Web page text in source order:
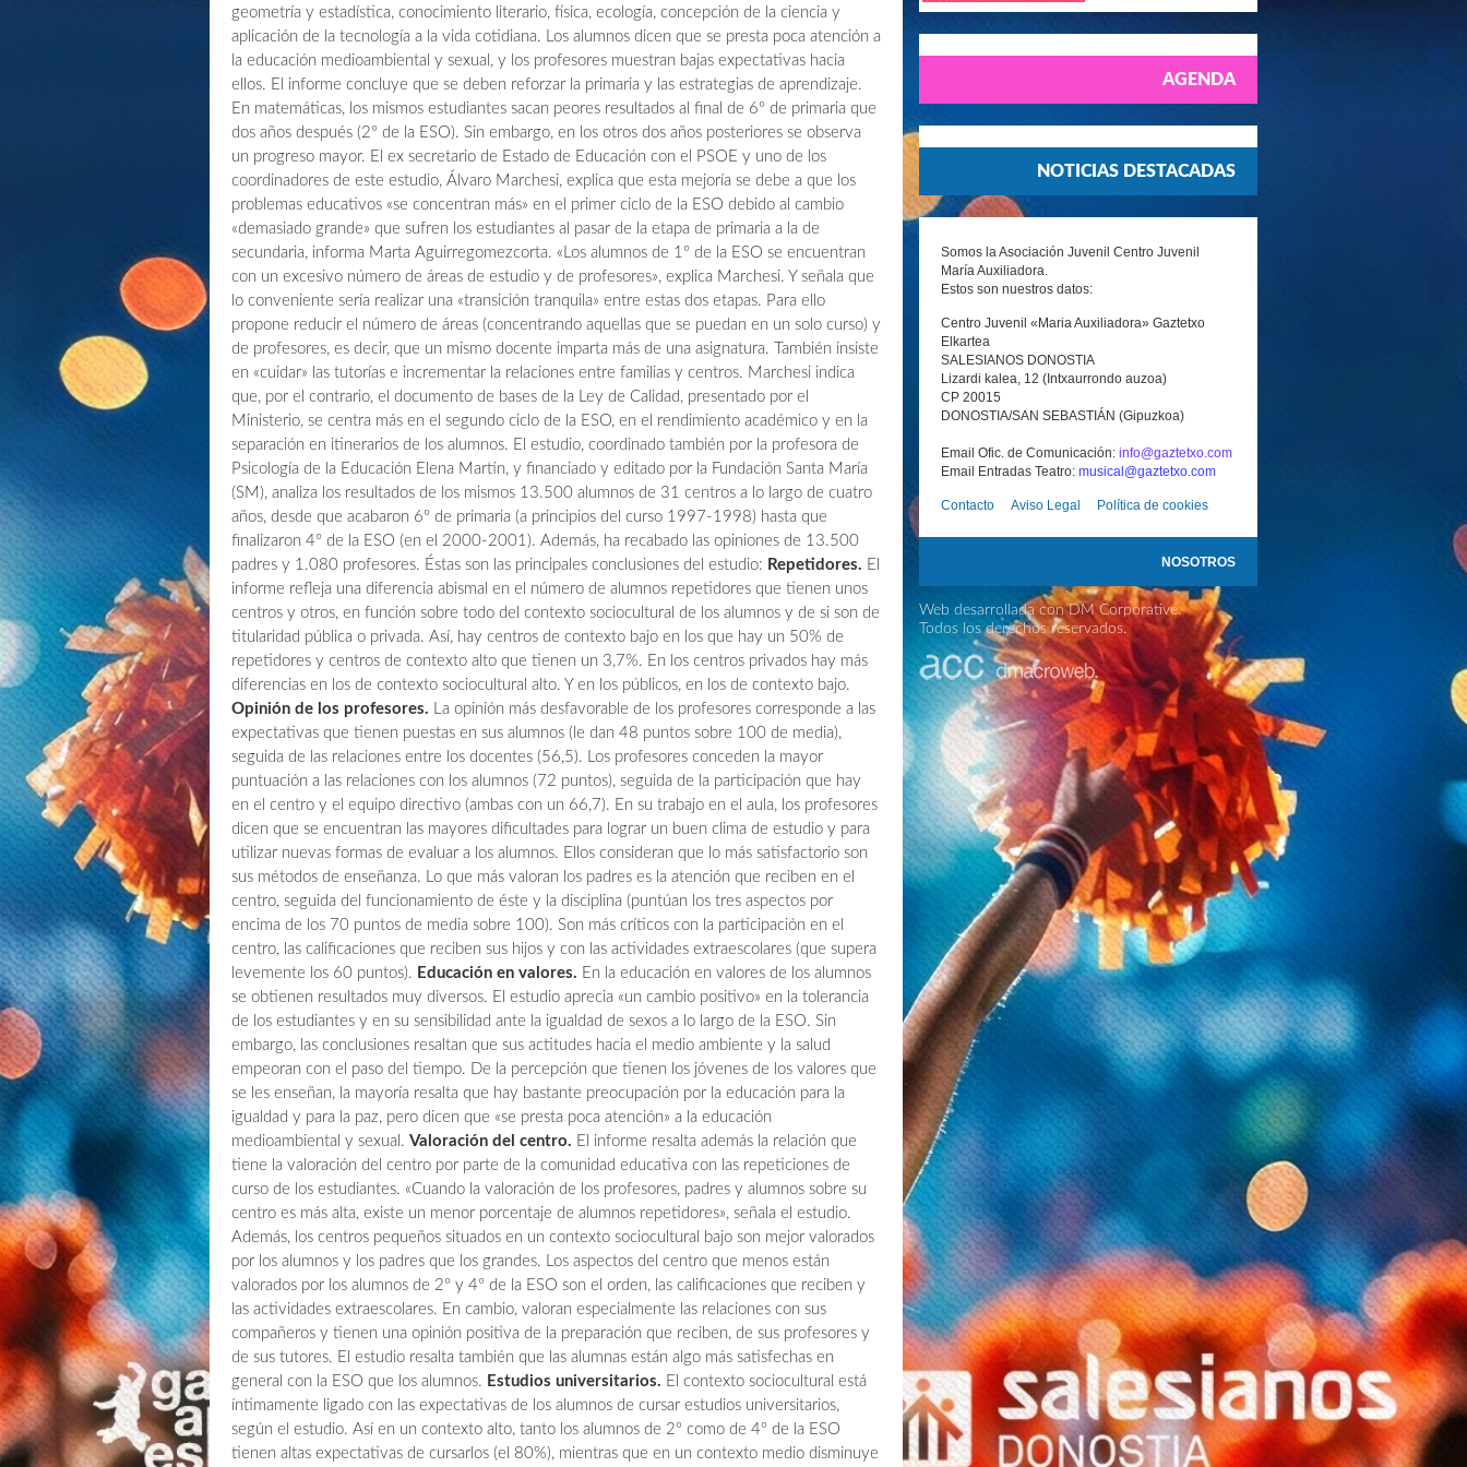
AGENDA
NOTICIAS DESTACADAS
Somos la Asociación Juvenil Centro Juvenil
María Auxiliadora.
Estos son nuestros datos:
Centro Juvenil «Maria Auxiliadora» Gaztetxo
Elkartea
SALESIANOS DONOSTIA
Lizardi kalea, 12 (Intxaurrondo auzoa)
CP 20015
DONOSTIA/SAN SEBASTIÁN (Gipuzkoa)
Email Ofic. de Comunicación: info@gaztetxo.com
Email Entradas Teatro: musical@gaztetxo.com
Contacto Aviso Legal Política de cookies
NOSOTROS
Web desarrollada con DM Corporative.
Todos los derechos reservados.
geometría y estadística, conocimiento literario, física, ecología, concepción de la ciencia y
aplicación de la tecnología a la vida cotidiana. Los alumnos dicen que se presta poca atención a
la educación medioambiental y sexual, y los profesores muestran bajas expectativas hacia
ellos. El informe concluye que se deben reforzar la primaria y las estrategias de aprendizaje.
En matemáticas, los mismos estudiantes sacan peores resultados al final de 6º de primaria que
dos años después (2º de la ESO). Sin embargo, en los otros dos años posteriores se observa
un progreso mayor. El ex secretario de Estado de Educación con el PSOE y uno de los
coordinadores de este estudio, Álvaro Marchesi, explica que esta mejoría se debe a que los
problemas educativos «se concentran más» en el primer ciclo de la ESO debido al cambio
«demasiado grande» que sufren los estudiantes al pasar de la etapa de primaria a la de
secundaria, informa Marta Aguirregomezcorta. «Los alumnos de 1º de la ESO se encuentran
con un excesivo número de áreas de estudio y de profesores», explica Marchesi. Y señala que
lo conveniente sería realizar una «transición tranquila» entre estas dos etapas. Para ello
propone reducir el número de áreas (concentrando aquellas que se puedan en un solo curso) y
de profesores, es decir, que un mismo docente imparta más de una asignatura. También insiste
en «cuidar» las tutorías e incrementar la relaciones entre familias y centros. Marchesi indica
que, por el contrario, el documento de bases de la Ley de Calidad, presentado por el
Ministerio, se centra más en el segundo ciclo de la ESO, en el rendimiento académico y en la
separación en itinerarios de los alumnos. El estudio, coordinado también por la profesora de
Psicología de la Educación Elena Martín, y financiado y editado por la Fundación Santa María
(SM), analiza los resultados de los mismos 13.500 alumnos de 31 centros a lo largo de cuatro
años, desde que acabaron 6º de primaria (a principios del curso 1997-1998) hasta que
finalizaron 4º de la ESO (en el 2000-2001). Además, ha recabado las opiniones de 13.500
padres y 1.080 profesores. Éstas son las principales conclusiones del estudio: Repetidores. El
informe refleja una diferencia abismal en el número de alumnos repetidores que tienen unos
centros y otros, en función sobre todo del contexto sociocultural de los alumnos y de si son de
titularidad pública o privada. Así, hay centros de contexto bajo en los que hay un 50% de
repetidores y centros de contexto alto que tienen un 3,7%. En los centros privados hay más
diferencias en los de contexto sociocultural alto. Y en los públicos, en los de contexto bajo.
Opinión de los profesores. La opinión más desfavorable de los profesores corresponde a las
expectativas que tienen puestas en sus alumnos (le dan 48 puntos sobre 100 de media),
seguida de las relaciones entre los docentes (56,5). Los profesores conceden la mayor
puntuación a las relaciones con los alumnos (72 puntos), seguida de la participación que hay
en el centro y el equipo directivo (ambas con un 66,7). En su trabajo en el aula, los profesores
dicen que se encuentran las mayores dificultades para lograr un buen clima de estudio y para
utilizar nuevas formas de evaluar a los alumnos. Ellos consideran que lo más satisfactorio son
sus métodos de enseñanza. Lo que más valoran los padres es la atención que reciben en el
centro, seguida del funcionamiento de éste y la disciplina (puntúan los tres aspectos por
encima de los 70 puntos de media sobre 100). Son más críticos con la participación en el
centro, las calificaciones que reciben sus hijos y con las actividades extraescolares (que supera
levemente los 60 puntos). Educación en valores. En la educación en valores de los alumnos
se obtienen resultados muy diversos. El estudio aprecia «un cambio positivo» en la tolerancia
de los estudiantes y en su sensibilidad ante la igualdad de sexos a lo largo de la ESO. Sin
embargo, las conclusiones resaltan que sus actitudes hacia el medio ambiente y la salud
empeoran con el paso del tiempo. De la percepción que tienen los jóvenes de los valores que
se les enseñan, la mayoría resalta que hay bastante preocupación por la educación para la
igualdad y para la paz, pero dicen que «se presta poca atención» a la educación
medioambiental y sexual. Valoración del centro. El informe resalta además la relación que
tiene la valoración del centro por parte de la comunidad educativa con las repeticiones de
curso de los estudiantes. «Cuando la valoración de los profesores, padres y alumnos sobre su
centro es más alta, existe un menor porcentaje de alumnos repetidores», señala el estudio.
Además, los centros pequeños situados en un contexto sociocultural bajo son mejor valorados
por los alumnos y los padres que los grandes. Los aspectos del centro que menos están
valorados por los alumnos de 2º y 4º de la ESO son el orden, las calificaciones que reciben y
las actividades extraescolares. En cambio, valoran especialmente las relaciones con sus
compañeros y tienen una opinión positiva de la preparación que reciben, de sus profesores y
de sus tutores. El estudio resalta también que las alumnas están algo más satisfechas en
general con la ESO que los alumnos. Estudios universitarios. El contexto sociocultural está
íntimamente ligado con las expectativas de los alumnos de cursar estudios universitarios,
según el estudio. Así en un contexto alto, tanto los alumnos de 2º como de 4º de la ESO
tienen altas expectativas de cursarlos (el 80%), mientras que en un contexto medio disminuye